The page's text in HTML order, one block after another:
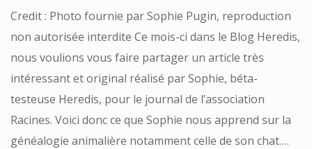
Credit : Photo fournie par Sophie Pugin, reproduction
non autorisée interdite Ce mois-ci dans le Blog Heredis,
nous voulions vous faire partager un article très
intéressant et original réalisé par Sophie, béta-
testeuse Heredis, pour le journal de l’association
Racines. Voici donc ce que Sophie nous apprend sur la
généalogie animalière notamment celle de son chat.…